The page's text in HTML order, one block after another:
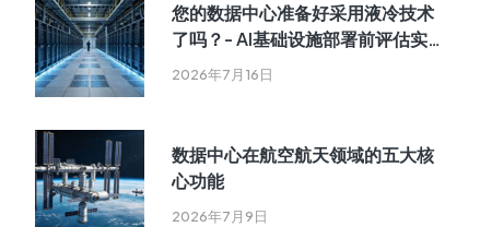
2026年7月16日
您的数据中心准备好采用液冷技术
了吗？- AI基础设施部署前评估实用
指南
2026年7月9日
数据中心在航空航天领域的五大核
心功能